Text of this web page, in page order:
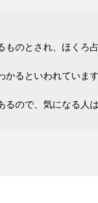
のとされ、ほくろ
るといわれています
ので、気になる人